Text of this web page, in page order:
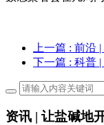
上一篇 : 前沿
下一篇 : 科普
资讯 | 让盐碱地